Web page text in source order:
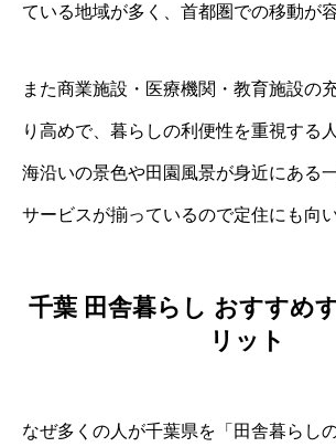
ている地域が多く、首都圏での移動が
また商業施設・医療機関・教育施設の
り高めで、暮らしの利便性を重視する
海沿いの景色や田園風景が身近にある
サービスが揃っているので定住にも向
千葉 田舎暮らし おすすめ
リット
なぜ多くの人が千葉県を「田舎暮らし